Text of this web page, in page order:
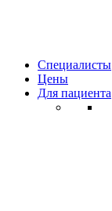
Специалисты
Цены
Для пациента